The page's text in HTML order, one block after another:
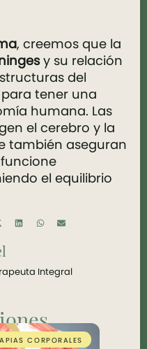
, creemos que la
y su relación
del
tener una
humana. Las
el cerebro y la
también aseguran
el equilibrio
Integral
CORPORALES